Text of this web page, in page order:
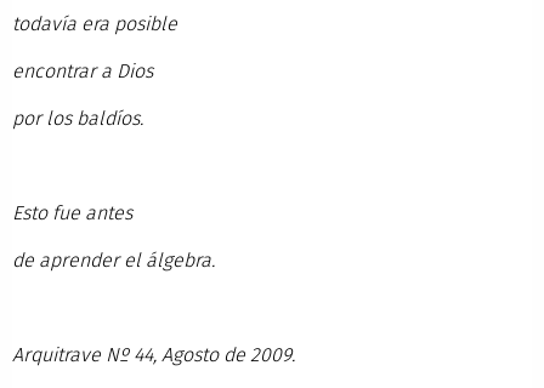
todavía era posible
encontrar a Dios
por los baldíos.
Esto fue antes
de aprender el álgebra.
Arquitrave Nº 44, Agosto de 2009.